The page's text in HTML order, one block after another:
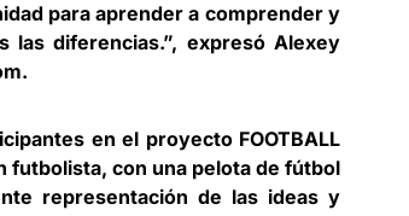
para aprender a comprender y
diferencias.”, expresó Alexey
en el proyecto FOOTBALL
futbolista, con una pelota de fútbol
representación de las ideas y